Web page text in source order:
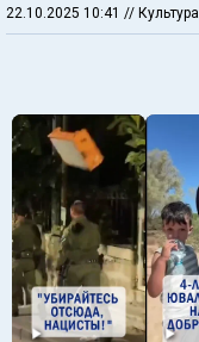
22.10.2025 10:41 // Культура